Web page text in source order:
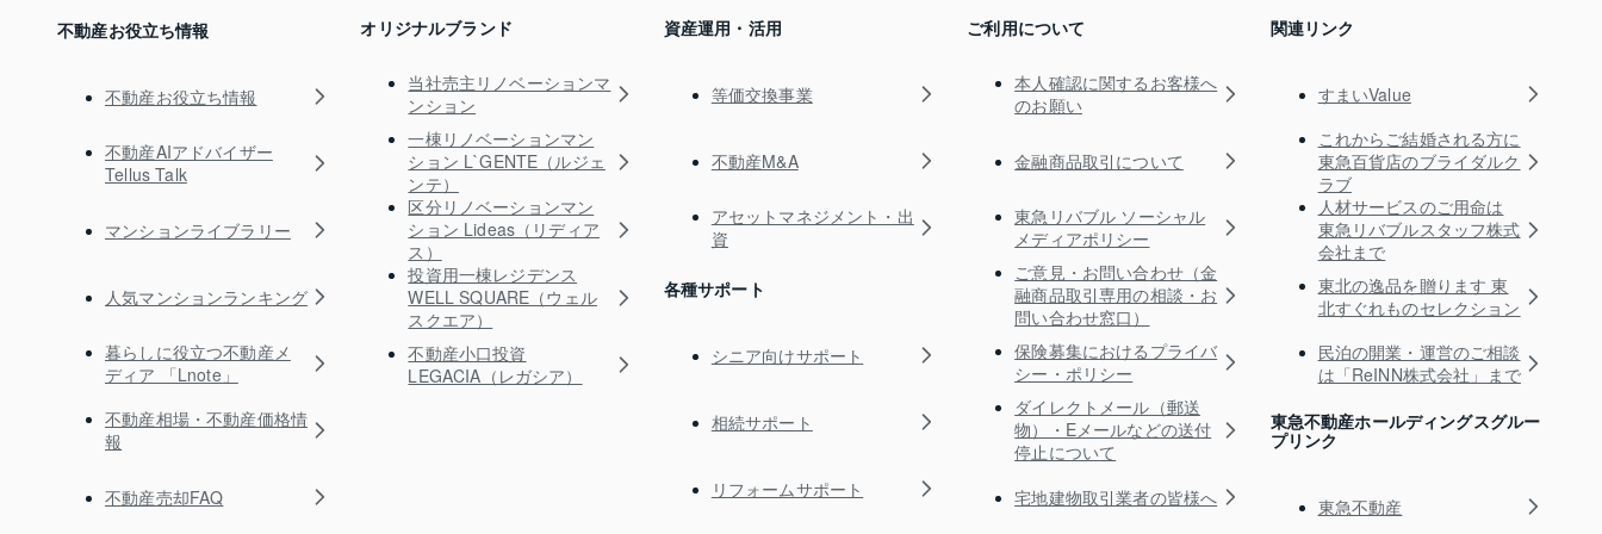
不動産お役立ち情報
不動産お役立ち情報
不動産AIアドバイザー
Tellus Talk
マンションライブラリー
人気マンションランキング
暮らしに役立つ不動産メ
ディア 「Lnote」
不動産相場・不動産価格情
報
不動産売却FAQ
オリジナルブランド
当社売主リノベーションマ
ンション
一棟リノベーションマン
ション L`GENTE（ルジェ
ンテ）
区分リノベーションマン
ション Lideas（リディア
ス）
投資用一棟レジデンス
WELL SQUARE（ウェル
スクエア）
不動産小口投資
LEGACIA（レガシア）
資産運用・活用
等価交換事業
不動産M&A
アセットマネジメント・出
資
各種サポート
シニア向けサポート
相続サポート
リフォームサポート
ご利用について
本人確認に関するお客様へ
のお願い
金融商品取引について
東急リバブル ソーシャル
メディアポリシー
ご意見・お問い合わせ（金
融商品取引専用の相談・お
問い合わせ窓口）
保険募集におけるプライバ
シー・ポリシー
ダイレクトメール（郵送
物）・Eメールなどの送付
停止について
宅地建物取引業者の皆様へ
関連リンク
すまいValue
これからご結婚される方に
東急百貨店のブライダルク
ラブ
人材サービスのご用命は
東急リバブルスタッフ株式
会社まで
東北の逸品を贈ります 東
北すぐれものセレクション
民泊の開業・運営のご相談
は「ReINN株式会社」まで
東急不動産ホールディングスグルー
プリンク
東急不動産